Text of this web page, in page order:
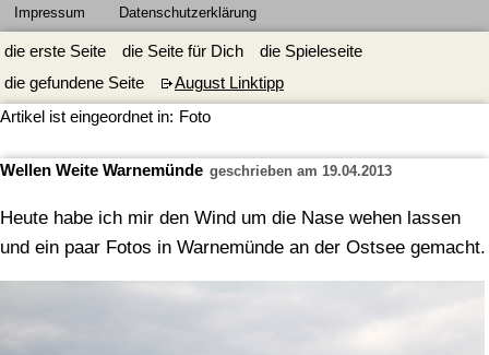
Impressum Datenschutzerklärung
die erste Seite die Seite für Dich
die Spieleseite
die gefundene Seite
August Linktipp
Artikel ist eingeordnet in: Foto
Wellen Weite Warnemünde geschrieben am 19.04.2013
Heute habe ich mir den Wind um die Nase wehen lassen
und ein paar Fotos in Warnemünde an der Ostsee gemacht.